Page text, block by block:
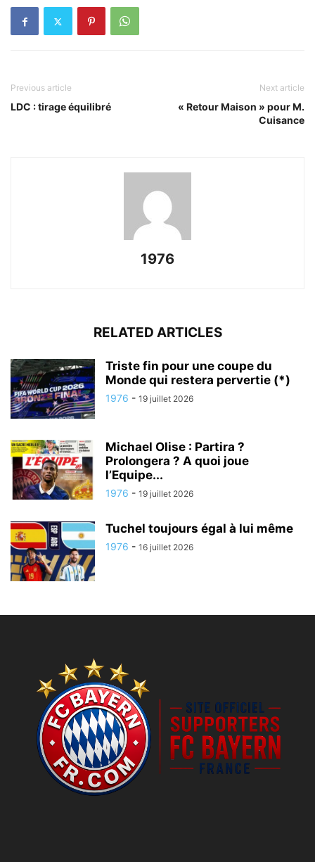
Previous article
LDC : tirage équilibré
Next article
« Retour Maison » pour M.
Cuisance
1976
RELATED ARTICLES
Triste fin pour une coupe du
Monde qui restera pervertie (*)
1976 - 19 juillet 2026
Michael Olise : Partira ?
Prolongera ? A quoi joue
l’Equipe...
1976 - 19 juillet 2026
Tuchel toujours égal à lui même
1976 - 16 juillet 2026